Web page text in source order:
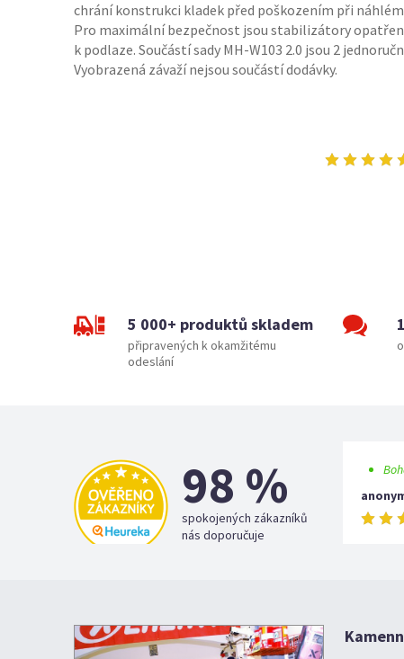
chrání konstrukci kladek před poškozením při
Pro maximální bezpečnost jsou stabilizátory
k podlaze. Součástí sady MH-W103 2.0 jsou 2
Vyobrazená závaží nejsou součástí dodávky.
5 000+ produktů skladem
připravených k okamžitému
odeslání
98 %
spokojených zákazníků
nás doporučuje